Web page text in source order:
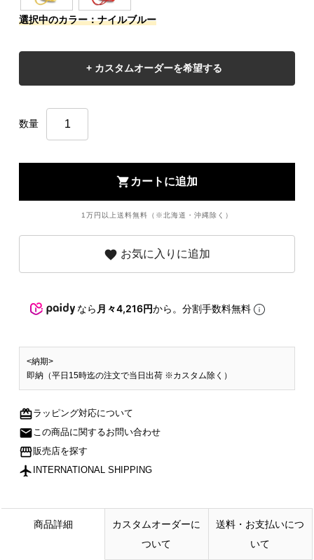
選択中のカラー：ナイルブルー
数量
shopping_cart カートに追加
1万円以上送料無料（※北海道・沖縄除く）
favorite お気に入りに追加
なら 月々4,216円から。分割手数料無料
<納期>
即納（平日15時迄の注文で当日出荷 ※カスタム除く）
redeemラッピング対応について
mailこの商品に関するお問い合わせ
storefront販売店を探す
flight INTERNATIONAL SHIPPING
商品詳細
カスタムオーダーに
ついて
送料・お支払いにつ
いて